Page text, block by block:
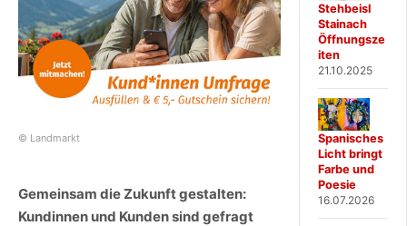
© Landmarkt
Gemeinsam die Zukunft gestalten:
Kundinnen und Kunden sind gefragt
Stehbeisl
Stainach
Öffnungsze
iten
21.10.2025
Spanisches
Licht bringt
Farbe und
Poesie
16.07.2026